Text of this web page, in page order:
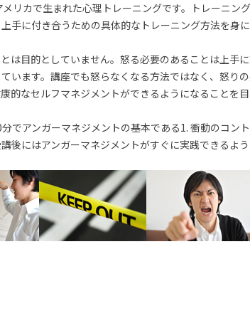
リカで生まれた心理トレーニングです。トレーニン
手に付き合うための具体的なトレーニング方法を身に
は目的としていません。怒る必要のあることは上手
います。講座でも怒らなくなる方法ではなく、怒り
的なセルフマネジメントができるようになることを目
でアンガーマネジメントの基本である1. 衝動のコン
後にはアンガーマネジメントがすぐに実践できるよう